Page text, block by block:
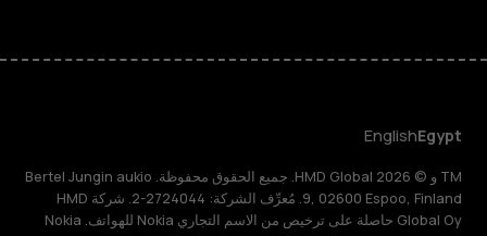
Egypt
English
TM و © 2026 HMD Global. جميع الحقوق محفوظة. Bertel Jungin aukio
9, 02600 Espoo, Finland. مُعرِّف الشركة: 2724044-2. شركة HMD
Global Oy حاصلة على ترخيص من الاسم التجاري Nokia للهواتف. Nokia